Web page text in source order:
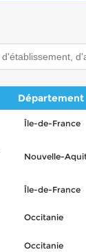
Département
Île-de-France
Nouvelle-
Île-de-France
Occitanie
Occitanie